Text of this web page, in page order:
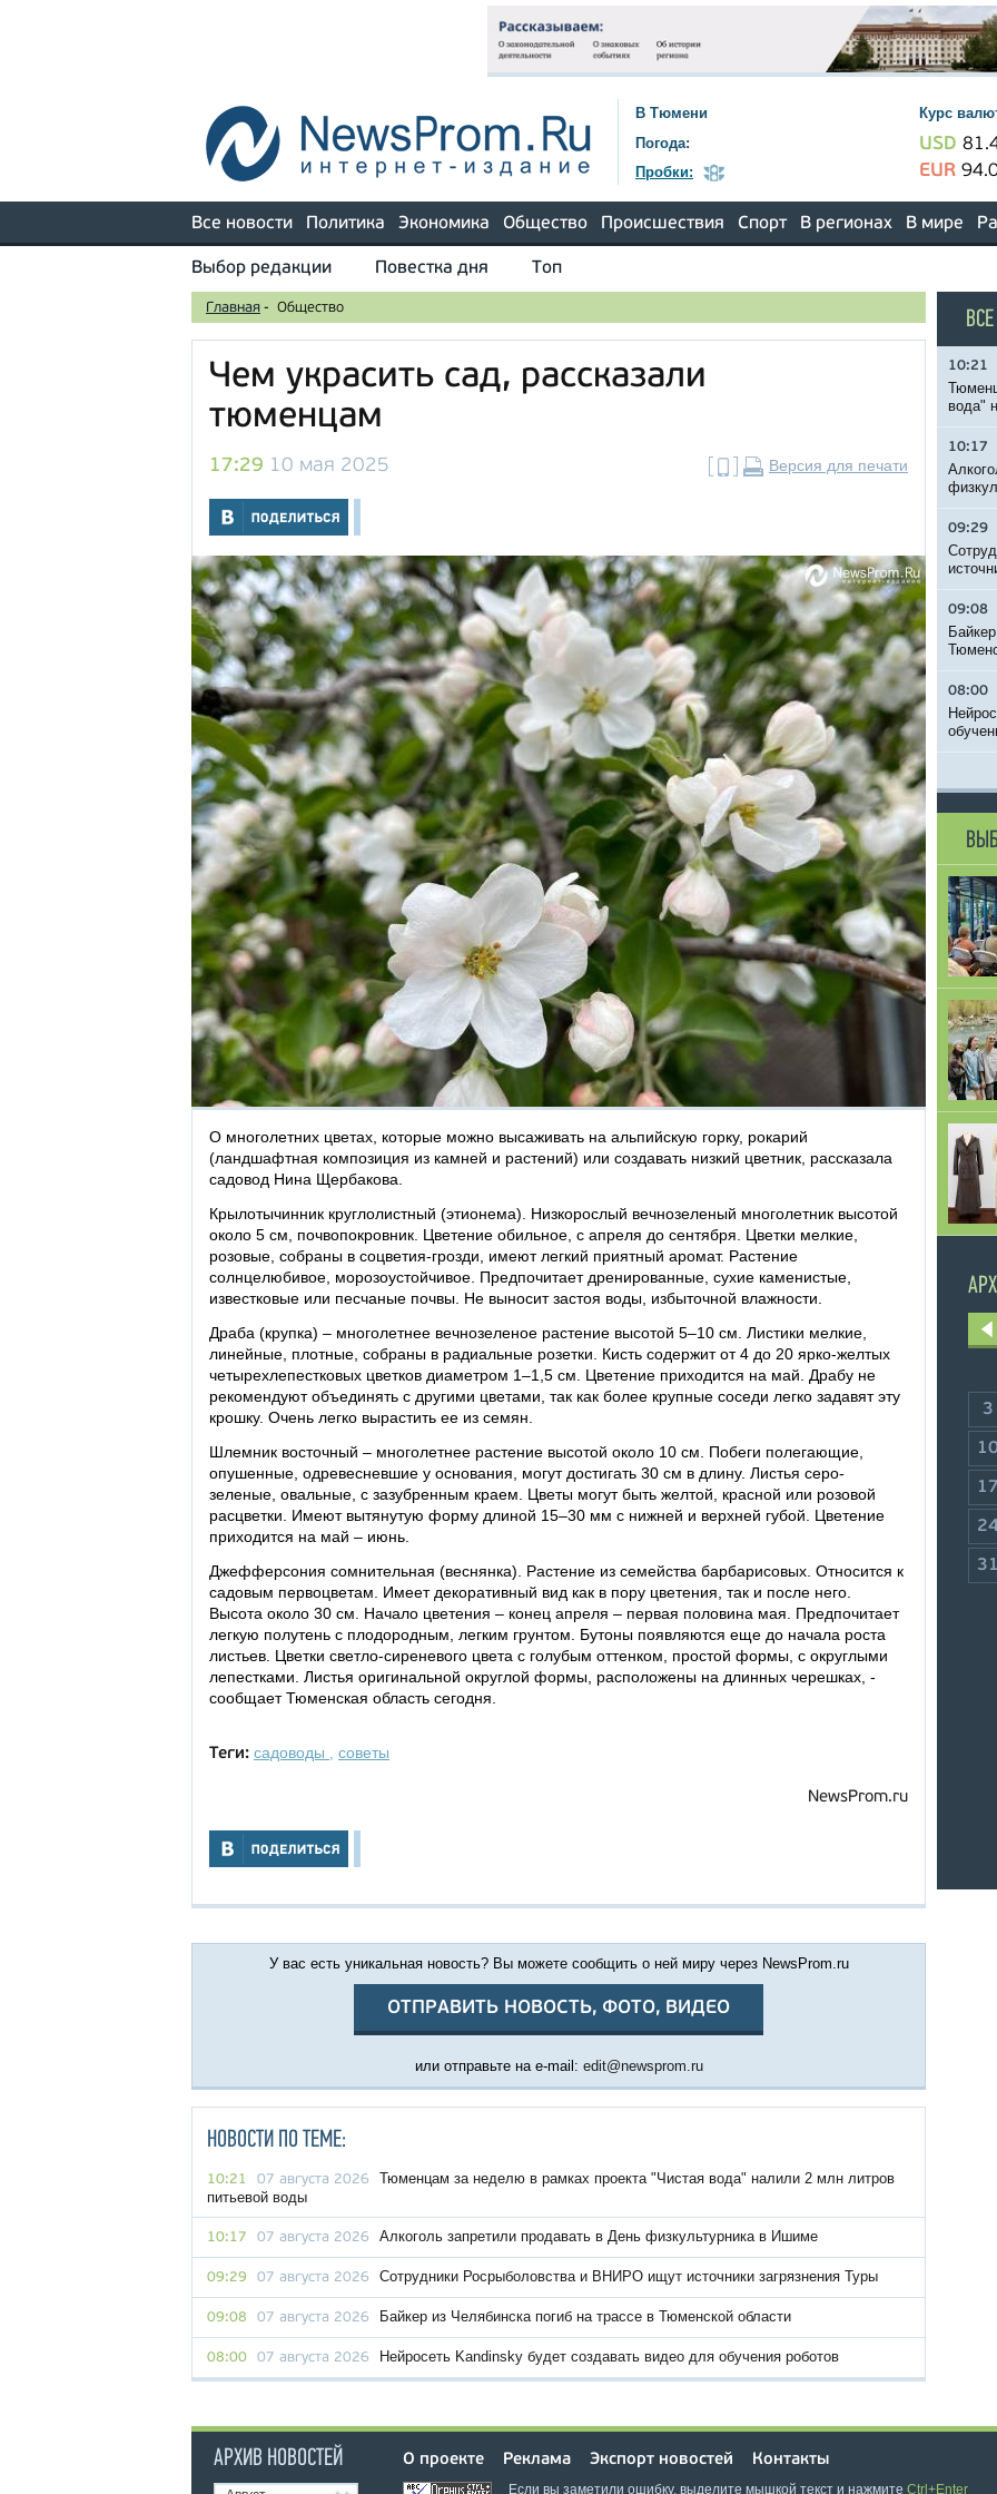
В Тюмени
Погода:
Пробки:
Курс
USD
EUR
Все новости Политика Экономика Общество Происшествия Спорт В регионах В мире
Выбор редакции Повестка дня Топ
Главная - Общество
Чем украсить сад, рассказали
тюменцам
17:29 10 мая 2025 Версия для печати
О многолетних цветах, которые можно высаживать на альпийскую горку, рокарий
(ландшафтная композиция из камней и растений) или создавать низкий цветник, рассказала
садовод Нина Щербакова.
Крылотычинник круглолистный (этионема). Низкорослый вечнозеленый многолетник высотой
около 5 см, почвопокровник. Цветение обильное, с апреля до сентября. Цветки мелкие,
розовые, собраны в соцветия-грозди, имеют легкий приятный аромат. Растение
солнцелюбивое, морозоустойчивое. Предпочитает дренированные, сухие каменистые,
известковые или песчаные почвы. Не выносит застоя воды, избыточной влажности.
Драба (крупка) – многолетнее вечнозеленое растение высотой 5–10 см. Листики мелкие,
линейные, плотные, собраны в радиальные розетки. Кисть содержит от 4 до 20 ярко-желтых
четырехлепестковых цветков диаметром 1–1,5 см. Цветение приходится на май. Драбу не
рекомендуют объединять с другими цветами, так как более крупные соседи легко задавят эту
крошку. Очень легко вырастить ее из семян.
Шлемник восточный – многолетнее растение высотой около 10 см. Побеги полегающие,
опушенные, одревесневшие у основания, могут достигать 30 см в длину. Листья серо-
зеленые, овальные, с зазубренным краем. Цветы могут быть желтой, красной или розовой
расцветки. Имеют вытянутую форму длиной 15–30 мм с нижней и верхней губой. Цветение
приходится на май – июнь.
Джефферсония сомнительная (веснянка). Растение из семейства барбарисовых. Относится к
садовым первоцветам. Имеет декоративный вид как в пору цветения, так и после него.
Высота около 30 см. Начало цветения – конец апреля – первая половина мая. Предпочитает
легкую полутень с плодородным, легким грунтом. Бутоны появляются еще до начала роста
листьев. Цветки светло-сиреневого цвета с голубым оттенком, простой формы, с округлыми
лепестками. Листья оригинальной округлой формы, расположены на длинных черешках, -
сообщает Тюменская область сегодня.
Теги: садоводы советы
NewsProm.ru
У вас есть уникальная новость? Вы можете сообщить о ней миру через NewsProm.ru
ОТПРАВИТЬ НОВОСТЬ, ФОТО, ВИДЕО
или отправьте на e-mail: edit@newsprom.ru
НОВОСТИ ПО ТЕМЕ:
10:21 07 августа 2026
Тюменцам за неделю в рамках проекта "Чистая вода" налили 2 млн литров
питьевой воды
10:17 07 августа 2026 Алкоголь запретили продавать в День физкультурника в Ишиме
09:29 07 августа 2026 Сотрудники Росрыболовства и ВНИРО ищут источники загрязнения Туры
09:08 07 августа 2026 Байкер из Челябинска погиб на трассе в Тюменской области
08:00 07 августа 2026 Нейросеть Kandinsky будет создавать видео для обучения роботов
10:21
вода"
10:17
09:29
09:08
08:00
3
17
31
АРХИВ НОВОСТЕЙ О проекте Реклама Экспорт новостей Контакты
Если вы заметили ошибку, выделите мышкой текст и нажмите Ctrl+Enter